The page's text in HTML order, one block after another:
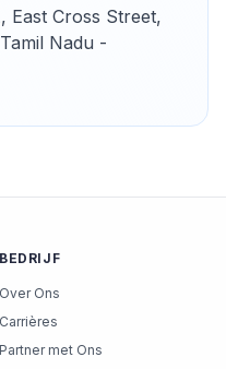
East Cross Street,
Nadu -
BEDRIJF
Over Ons
Carrières
Partner met Ons